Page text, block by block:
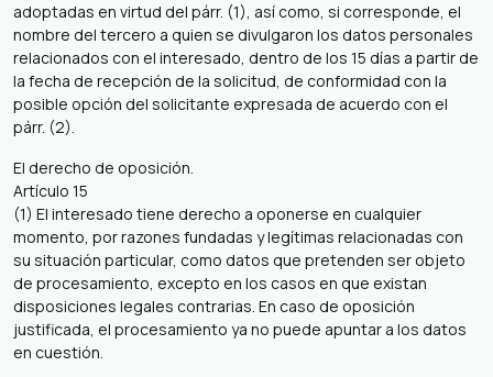
adoptadas en virtud del párr. (1), así como, si corresponde, el
nombre del tercero a quien se divulgaron los datos personales
relacionados con el interesado, dentro de los 15 días a partir de
la fecha de recepción de la solicitud, de conformidad con la
posible opción del solicitante expresada de acuerdo con el
párr. (2).
El derecho de oposición.
Artículo 15
(1) El interesado tiene derecho a oponerse en cualquier
momento, por razones fundadas y legítimas relacionadas con
su situación particular, como datos que pretenden ser objeto
de procesamiento, excepto en los casos en que existan
disposiciones legales contrarias. En caso de oposición
justificada, el procesamiento ya no puede apuntar a los datos
en cuestión.